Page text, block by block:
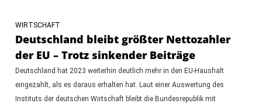
WIRTSCHAFT
Deutschland bleibt größter Nettozahler
der EU – Trotz sinkender Beiträge
Deutschland hat 2023 weiterhin deutlich mehr in den EU-Haushalt
eingezahlt, als es daraus erhalten hat. Laut einer Auswertung des
Instituts der deutschen Wirtschaft bleibt die Bundesrepublik mit